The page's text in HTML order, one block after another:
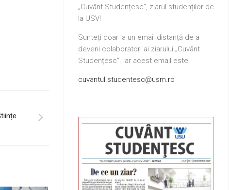
„Cuvânt Studențesc”, ziarul studenților de
la USV!
Sunteți doar la un email distanță de a
deveni colaboratori ai ziarului „Cuvânt
Studențesc”. Iar acest email este:
cuvantul.studentesc@usm.ro